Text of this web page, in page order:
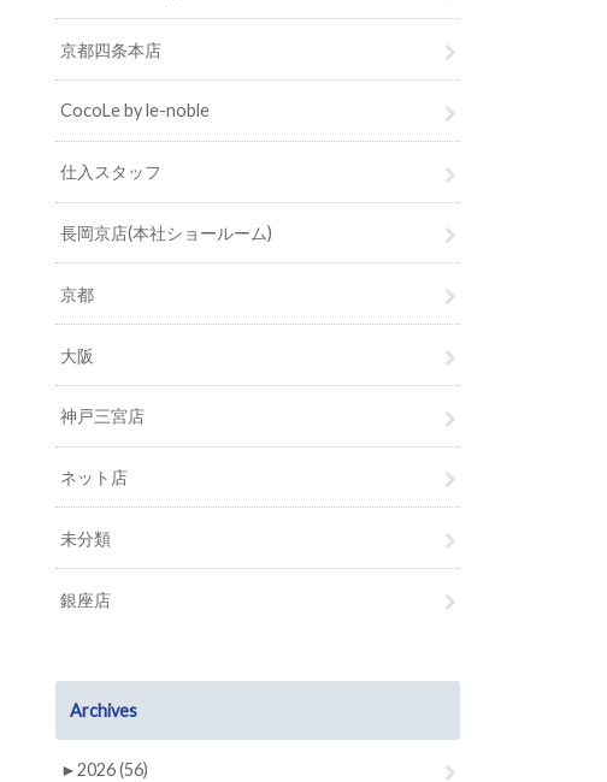
京都四条本店
CocoLe by le-noble
仕入スタッフ
長岡京店(本社ショールーム)
京都
大阪
神戸三宮店
ネット店
未分類
銀座店
Archives
►2026 (56)